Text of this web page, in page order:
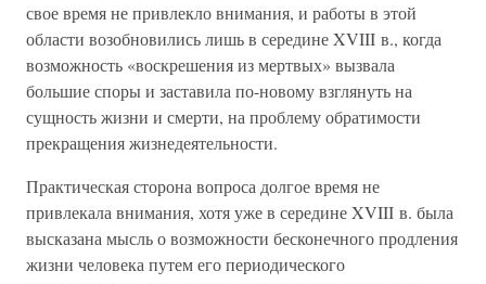
свое время не привлекло внимания, и работы в этой
области возобновились лишь в середине XVIII в., когда
возможность «воскрешения из мертвых» вызвала
большие споры и заставила по-новому взглянуть на
сущность жизни и смерти, на проблему обратимости
прекращения жизнедеятельности.
Практическая сторона вопроса долгое время не
привлекала внимания, хотя уже в середине XVIII в. была
высказана мысль о возможности бесконечного продления
жизни человека путем его периодического